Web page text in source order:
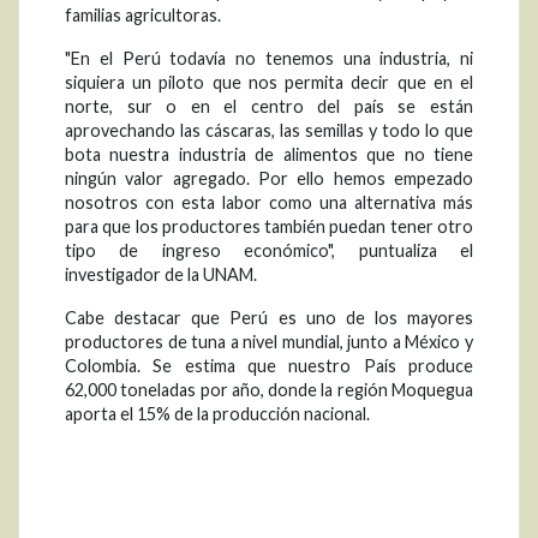
familias agricultoras.
"En el Perú todavía no tenemos una industria, ni
siquiera un piloto que nos permita decir que en el
norte, sur o en el centro del país se están
aprovechando las cáscaras, las semillas y todo lo que
bota nuestra industria de alimentos que no tiene
ningún valor agregado. Por ello hemos empezado
nosotros con esta labor como una alternativa más
para que los productores también puedan tener otro
tipo de ingreso económico", puntualiza el
investigador de la UNAM.
Cabe destacar que Perú es uno de los mayores
productores de tuna a nivel mundial, junto a México y
Colombia. Se estima que nuestro País produce
62,000 toneladas por año, donde la región Moquegua
aporta el 15% de la producción nacional.